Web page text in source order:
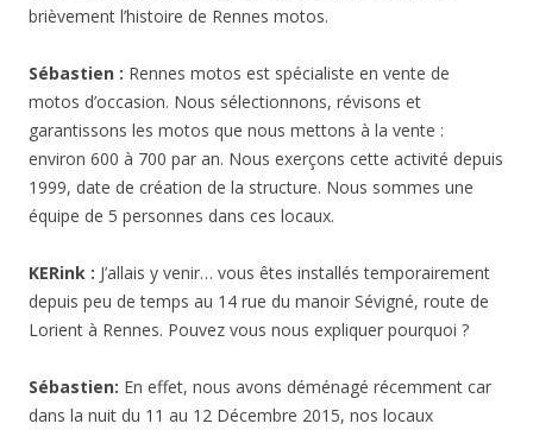
brièvement l’histoire de Rennes motos.
Sébastien : Rennes motos est spécialiste en vente de
motos d’occasion. Nous sélectionnons, révisons et
garantissons les motos que nous mettons à la vente :
environ 600 à 700 par an. Nous exerçons cette activité depuis
1999, date de création de la structure. Nous sommes une
équipe de 5 personnes dans ces locaux.
KERink : J’allais y venir… vous êtes installés temporairement
depuis peu de temps au 14 rue du manoir Sévigné, route de
Lorient à Rennes. Pouvez vous nous expliquer pourquoi ?
Sébastien: En effet, nous avons déménagé récemment car
dans la nuit du 11 au 12 Décembre 2015, nos locaux